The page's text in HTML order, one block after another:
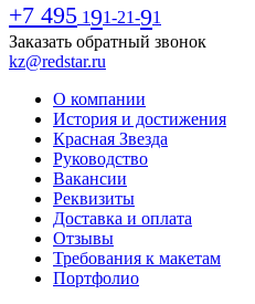
+7 495 191-21-91
Заказать обратный звонок
kz@redstar.ru
О компании
История и достижения
Красная Звезда
Руководство
Вакансии
Реквизиты
Доставка и оплата
Отзывы
Требования к макетам
Портфолио